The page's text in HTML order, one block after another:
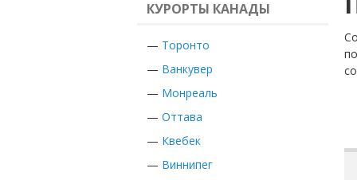
КУРОРТЫ КАНАДЫ
— Торонто
— Ванкувер
— Монреаль
— Оттава
— Квебек
— Виннипег